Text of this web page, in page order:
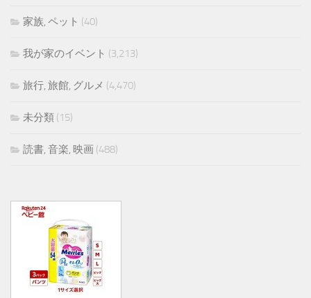
家族, ペット (40)
我が家のイベント (3,213)
旅行, 旅館, グルメ (4,470)
未分類 (15)
読書, 音楽, 映画 (488)